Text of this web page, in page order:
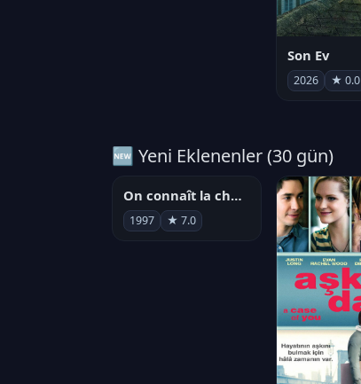
Son Ev
2026 ★ 0.0
🆕 Yeni Eklenenler (30 gün)
On connaît la chanson
1997 ★ 7.0